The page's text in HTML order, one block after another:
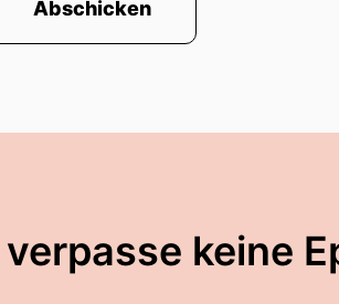
Abschicken
keine